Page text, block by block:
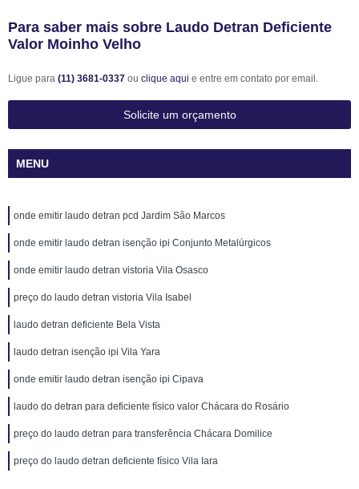
Para saber mais sobre Laudo Detran Deficiente
Valor Moinho Velho
Ligue para (11) 3681-0337 ou clique aqui e entre em contato por email.
Solicite um orçamento
MENU
onde emitir laudo detran pcd Jardim São Marcos
onde emitir laudo detran isenção ipi Conjunto Metalúrgicos
onde emitir laudo detran vistoria Vila Osasco
preço do laudo detran vistoria Vila Isabel
laudo detran deficiente Bela Vista
laudo detran isenção ipi Vila Yara
onde emitir laudo detran isenção ipi Cipava
laudo do detran para deficiente físico valor Chácara do Rosário
preço do laudo detran para transferência Chácara Domilice
preço do laudo detran deficiente físico Vila Iara